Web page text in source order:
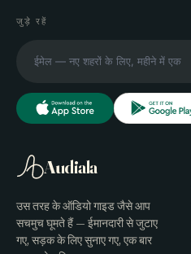
जुड़े रहें
Audiala
उस तरह के ऑडियो गाइड जैसे आप
सचमुच घूमते हैं — ईमानदारी से जुटाए
गए, सड़क के लिए सुनाए गए, एक बार